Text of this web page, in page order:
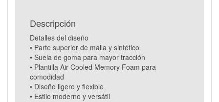
Descripción
Detalles del diseño
• Parte superior de malla y sintético
• Suela de goma para mayor tracción
• Plantilla Air Cooled Memory Foam para
comodidad
• Diseño ligero y flexible
• Estilo moderno y versátil